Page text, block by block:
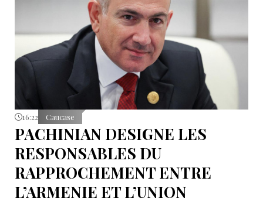
16:22 Caucase
PACHINIAN DESIGNE LES
RESPONSABLES DU
RAPPROCHEMENT ENTRE
L’ARMENIE ET L’UNION